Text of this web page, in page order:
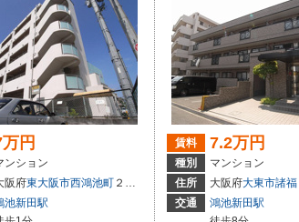
円
ンション
阪府東大阪市西鴻池町 ２丁目2-23
池新田駅
賃料 7.2万円
種別
マンション
住所
大阪府大東市諸福
交通
鴻池新田駅